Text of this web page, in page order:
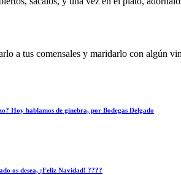
a tus comensales y maridarlo con algún
Hoy hablamos de ginebra, por Bodegas Delgado
os desea, ¡Feliz Navidad! ????